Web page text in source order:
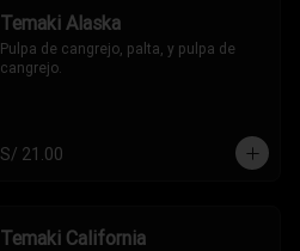
Temaki Alaska
Pulpa de cangrejo, palta, y pulpa de
cangrejo.
S/ 21.00
Temaki California